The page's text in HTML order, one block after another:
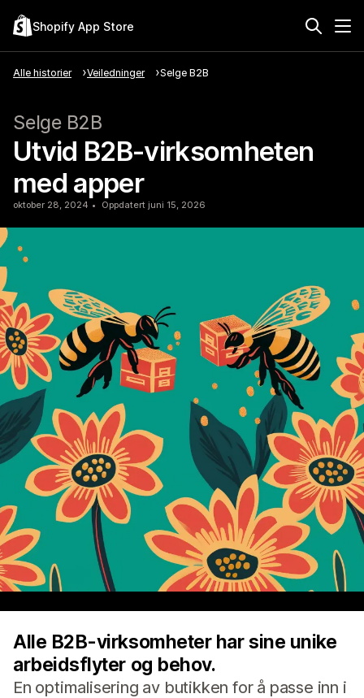
Shopify App Store
Alle historier Veiledninger Selge B2B
Selge B2B
Utvid B2B-virksomheten
med apper
oktober 28, 2024 Oppdatert juni 15, 2026
Alle B2B-virksomheter har sine unike
arbeidsflyter og behov.
En optimalisering av butikken for å passe inn i